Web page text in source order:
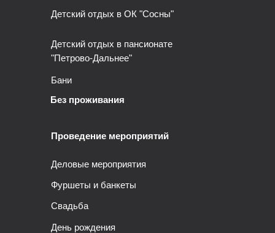
Детский отдых в ОК "Сосны"
Детский отдых в пансионате
"Петрово-Дальнее"
Бани
Деловые мероприятия
Фуршеты и банкеты
Свадьба
День рождения
Проведение мероприятий
Без проживания